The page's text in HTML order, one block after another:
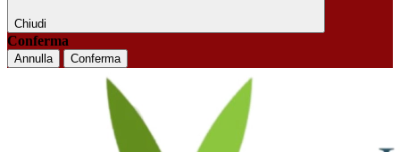
Chiudi
Conferma
Annulla Conferma